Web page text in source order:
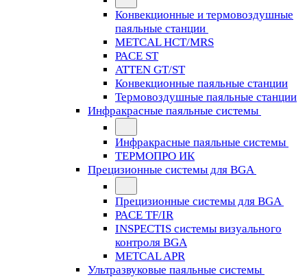
Конвекционные и термовоздушные
паяльные станции
METCAL HCT/MRS
PACE ST
ATTEN GT/ST
Конвекционные паяльные станции
Термовоздушные паяльные станции
Инфракрасные паяльные системы
Инфракрасные паяльные системы
ТЕРМОПРО ИК
Прецизионные системы для BGA
Прецизионные системы для BGA
PACE TF/IR
INSPECTIS системы визуального
контроля BGA
METCAL APR
Ультразвуковые паяльные системы